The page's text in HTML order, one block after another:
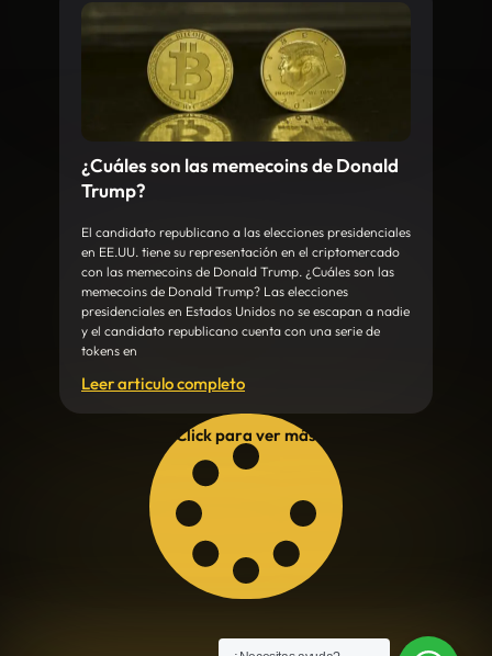
¿Cuáles son las memecoins de Donald
Trump?
El candidato republicano a las elecciones presidenciales
en EE.UU. tiene su representación en el criptomercado
con las memecoins de Donald Trump. ¿Cuáles son las
memecoins de Donald Trump? Las elecciones
presidenciales en Estados Unidos no se escapan a nadie
y el candidato republicano cuenta con una serie de
tokens en
Leer articulo completo
Click para ver más